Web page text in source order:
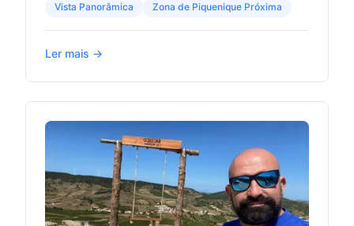
Vista Panorâmica Zona de Piquenique Próxima
Ler mais →